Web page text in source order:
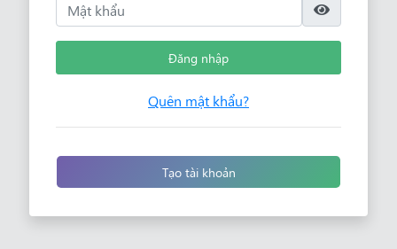
Đăng nhập
Quên mật khẩu?
Tạo tài khoản